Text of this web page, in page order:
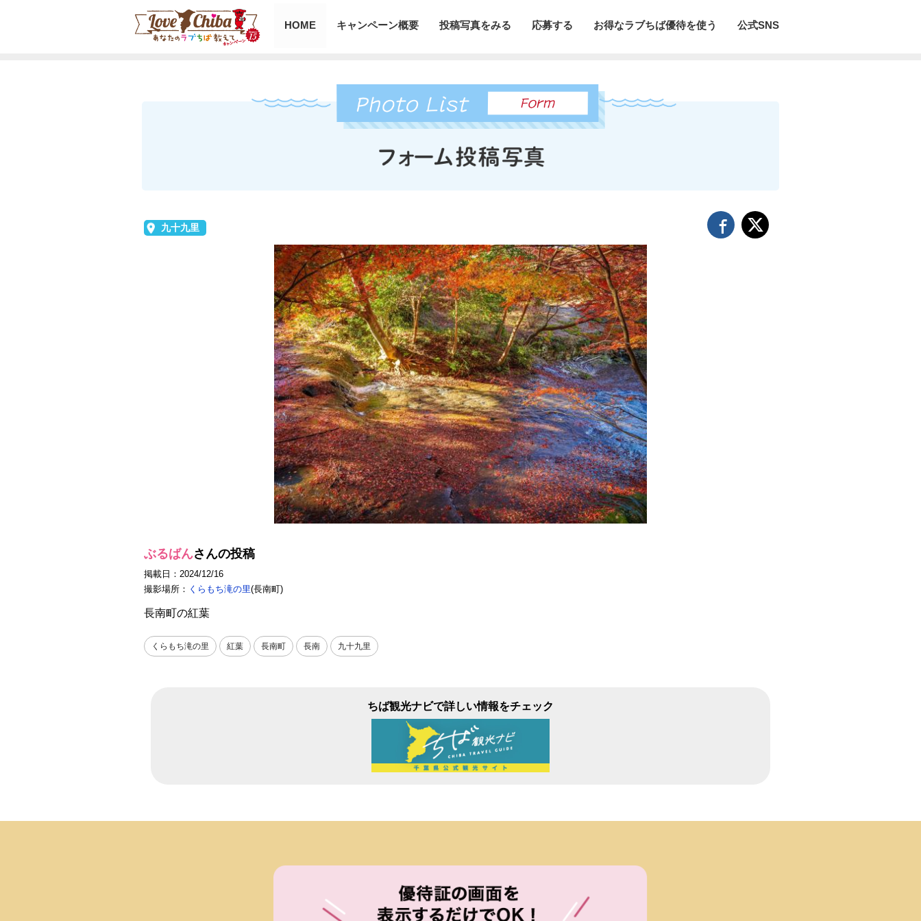
HOME キャンペーン概要 投稿写真をみる 応募する お得なラブちば優待を使う 公式SNS
九十九里
ぶるばんさんの投稿
掲載日：2024/12/16
撮影場所： くらもち滝の里(長南町)
長南町の紅葉
くらもち滝の里 紅葉 長南町 長南 九十九里
ちば観光ナビで詳しい情報をチェック